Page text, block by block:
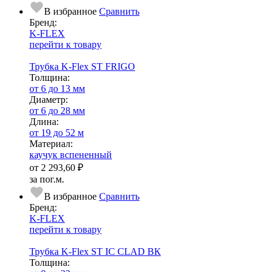
В избранное Сравнить
Бренд:
K-FLEX
перейти к товару
Трубка K-Flex ST FRIGO
Тол­щи­на:
от 6 до 13 мм
Диаметр:
от 6 до 28 мм
Длина:
от 19 до 52 м
Ма­­те­­ри­­ал:
каучук вспененный
от 2 293,60 ₽
за пог.м.
В избранное Сравнить
Бренд:
K-FLEX
перейти к товару
Трубка K-Flex ST IC CLAD ВК
Тол­щи­на: